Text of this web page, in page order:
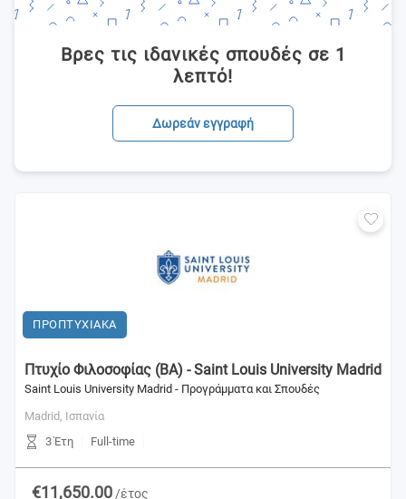
Βρες τις ιδανικές σπουδές σε 1
λεπτό!
Δωρεάν εγγραφή
ΠΡΟΠΤΥΧΙΑΚΑ
Πτυχίο Φιλοσοφίας (BA) - Saint Louis University Madrid
Saint Louis University Madrid - Προγράμματα και Σπουδές
Madrid, Ισπανία
3 Έτη
Full-time
€11,650.00 /έτος